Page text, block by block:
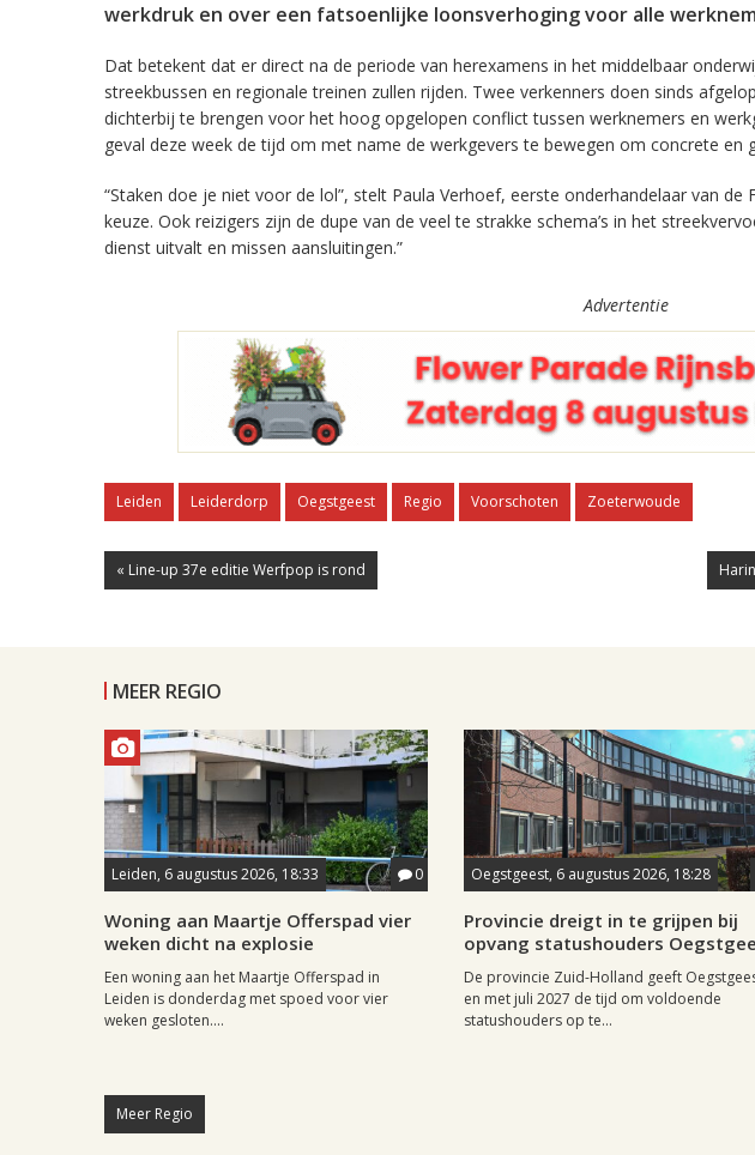
werkdruk en over een fatsoenlijke loonsverhoging voor alle
Dat betekent dat er direct na de periode van herexamens in het middelbaar
streekbussen en regionale treinen zullen rijden. Twee verkenners doen sinds
dichterbij te brengen voor het hoog opgelopen conflict tussen werknemers en
geval deze week de tijd om met name de werkgevers te bewegen om concrete en
“Staken doe je niet voor de lol”, stelt Paula Verhoef, eerste onderhandelaar van de
keuze. Ook reizigers zijn de dupe van de veel te strakke schema’s in het
dienst uitvalt en missen aansluitingen.”
Advertentie
Leiden Leiderdorp Oegstgeest Regio Voorschoten Zoeterwoude
« Line-up 37e editie Werfpop is rond
MEER REGIO
Leiden, 6 augustus 2026, 18:33 0
Woning aan Maartje Offerspad vier
weken dicht na explosie
Een woning aan het Maartje Offerspad in
Leiden is donderdag met spoed voor vier
weken gesloten....
Oegstgeest, 6 augustus 2026, 18:28
Provincie dreigt in te grijpen bij
opvang statushouders
De provincie Zuid-Holland geeft
en met juli 2027 de tijd om voldoende
statushouders op te...
Meer Regio